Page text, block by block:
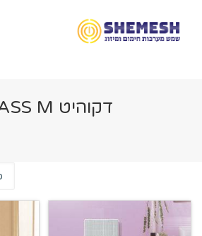
דקוהיט CLASS M